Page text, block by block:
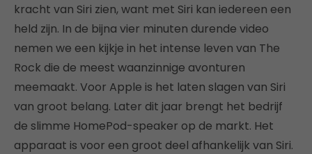
kracht van Siri zien, want met Siri kan iedereen een
held zijn. In de bijna vier minuten durende video
nemen we een kijkje in het intense leven van The
Rock die de meest waanzinnige avonturen
meemaakt. Voor Apple is het laten slagen van Siri
van groot belang. Later dit jaar brengt het bedrijf
de slimme HomePod-speaker op de markt. Het
apparaat is voor een groot deel afhankelijk van Siri.